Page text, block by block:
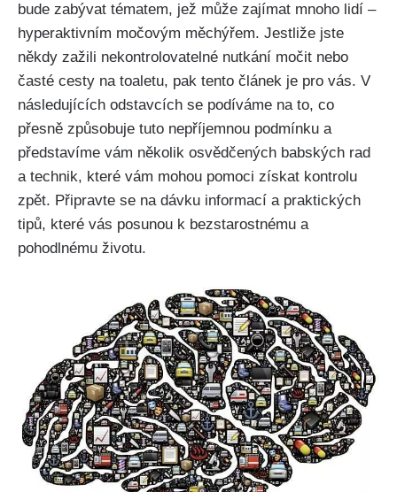
bude zabývat tématem, jež ⁤může zajímat mnoho lidí ‍–
hyperaktivním ⁢močovým měchýřem. Jestliže jste
někdy zažili nekontrolovatelné⁣ nutkání močit nebo
časté cesty na​ toaletu, pak tento článek je pro vás. V
následujících ⁢odstavcích​ se podíváme na to, co
⁣přesně způsobuje​ tuto nepříjemnou podmínku a
představíme ⁣vám několik osvědčených‍ babských rad
a technik,⁣ které vám⁤ mohou pomoci získat⁤ kontrolu
zpět. Připravte se na dávku informací a praktických⁣
tipů, které vás ​posunou k ​bezstarostnému a⁤
pohodlnému životu.